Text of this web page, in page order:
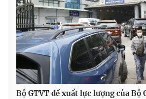
Bộ GTVT đề xuất lực lượng của Bộ